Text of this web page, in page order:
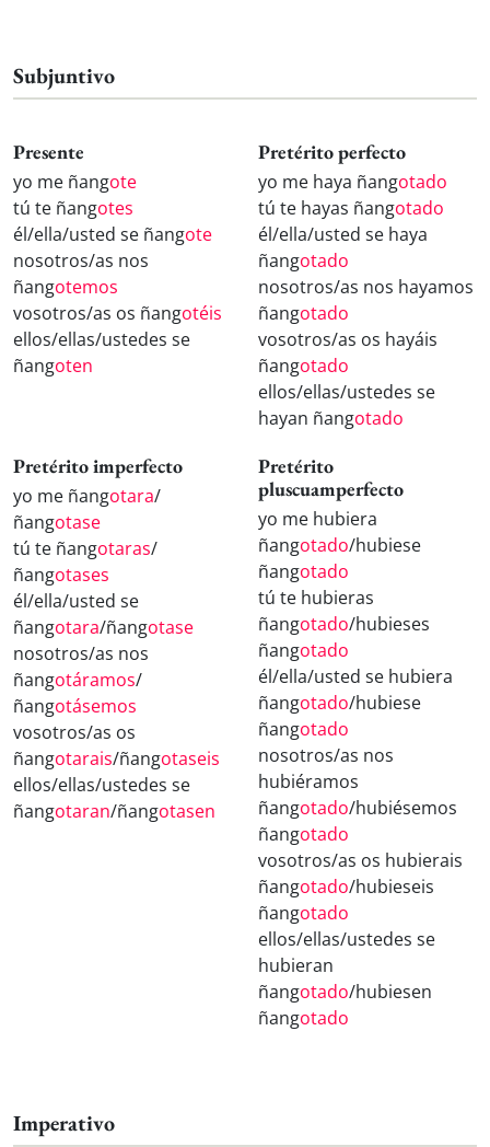
Subjuntivo
Presente
yo me ñangote
tú te ñangotes
él/ella/usted se ñangote
nosotros/as nos
ñangotemos
vosotros/as os ñangotéis
ellos/ellas/ustedes se
ñangoten
Pretérito perfecto
yo me haya ñangotado
tú te hayas ñangotado
él/ella/usted se haya
ñangotado
nosotros/as nos hayamos
ñangotado
vosotros/as os hayáis
ñangotado
ellos/ellas/ustedes se
hayan ñangotado
Pretérito imperfecto
yo me ñangotara/
ñangotase
tú te ñangotaras/
ñangotases
él/ella/usted se
ñangotara/ñangotase
nosotros/as nos
ñangotáramos/
ñangotásemos
vosotros/as os
ñangotarais/ñangotaseis
ellos/ellas/ustedes se
ñangotaran/ñangotasen
Pretérito
pluscuamperfecto
yo me hubiera
ñangotado/hubiese
ñangotado
tú te hubieras
ñangotado/hubieses
ñangotado
él/ella/usted se hubiera
ñangotado/hubiese
ñangotado
nosotros/as nos
hubiéramos
ñangotado/hubiésemos
ñangotado
vosotros/as os hubierais
ñangotado/hubieseis
ñangotado
ellos/ellas/ustedes se
hubieran
ñangotado/hubiesen
ñangotado
Imperativo